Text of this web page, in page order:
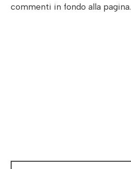
commenti in fondo alla pagina.